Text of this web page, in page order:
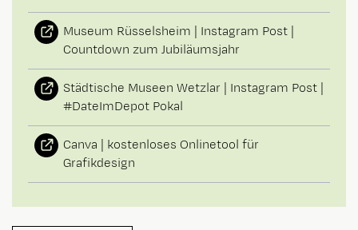
Museum Rüsselsheim | Instagram Post |
Countdown zum Jubiläumsjahr
Städtische Museen Wetzlar | Instagram Post |
#DateImDepot Pokal
Canva | kostenloses Onlinetool für
Grafikdesign